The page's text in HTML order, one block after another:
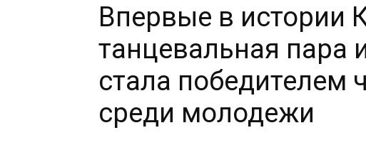
Впервые в истории
танцевальная пара
стала победителем
среди молодежи